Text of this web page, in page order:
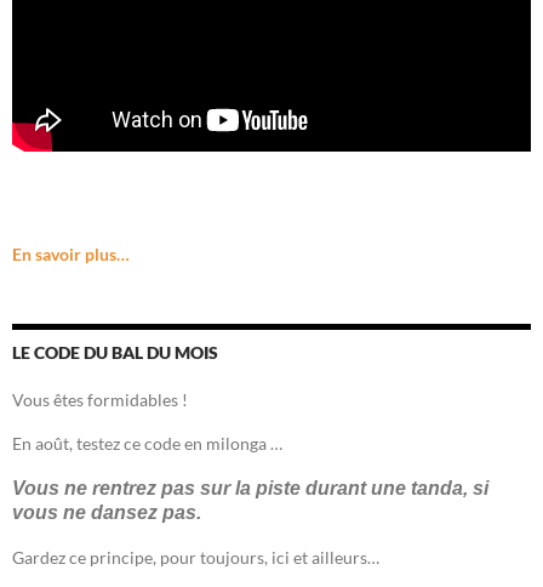
En savoir plus…
LE CODE DU BAL DU MOIS
Vous êtes formidables !
En août, testez ce code en milonga …
Vous ne rentrez pas sur la piste durant une tanda, si
vous ne dansez pas.
Gardez ce principe, pour toujours, ici et ailleurs…